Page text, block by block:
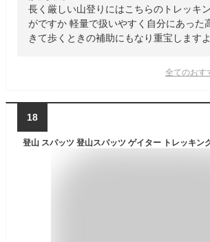
長く厳しい山登りにはこちらのトレッキ
がですか 軽量で扱いやすく自分にあった
きて歩くときの補助にもなり重宝しますよ
全てのおす
18